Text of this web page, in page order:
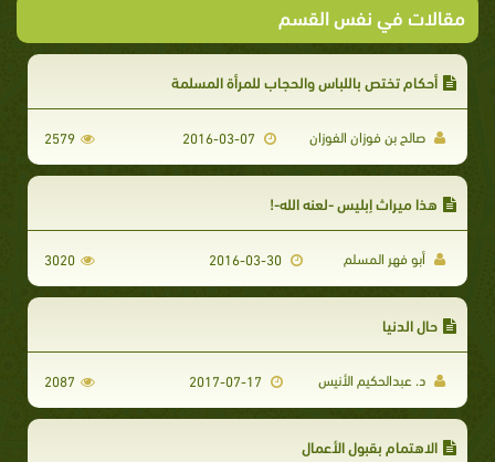
مقالات في نفس القسم
أحكام تختص باللباس والحجاب للمرأة المسلمة
صالح بن فوزان الفوزان 2579
هذا ميراث إبليس -لعنه الله-!
أبو فهر المسلم 2016-03-30
3020
حال الدنيا
د. عبدالحكيم الأنيس 2087
الاهتمام بقبول الأعمال